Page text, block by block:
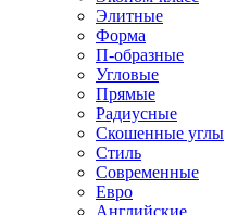
Элитные
Форма
П-образные
Угловые
Прямые
Радиусные
Скошенные углы
Стиль
Современные
Евро
Английские